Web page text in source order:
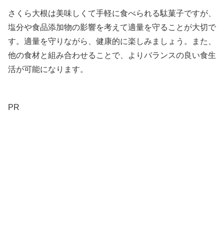
さくら大根は美味しくて手軽に食べられる駄菓子ですが、
塩分や食品添加物の影響を考えて適量を守ることが大切で
す。適量を守りながら、健康的に楽しみましょう。また、
他の食材と組み合わせることで、よりバランスの良い食生
活が可能になります。
PR